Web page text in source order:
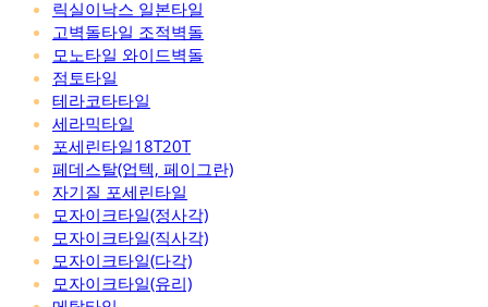
릭실이낙스 일본타일
고벽돌타일 조적벽돌
모노타일 와이드벽돌
점토타일
테라코타타일
세라믹타일
포세린타일18T20T
페데스탈(업텍, 페이그란)
자기질 포세린타일
모자이크타일(정사각)
모자이크타일(직사각)
모자이크타일(다각)
모자이크타일(유리)